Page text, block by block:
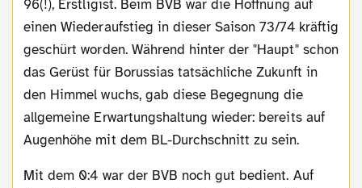
96(!), Erstligist. Beim BVB war die Hoffnung auf
einen Wiederaufstieg in dieser Saison 73/74 kräftig
geschürt worden. Während hinter der "Haupt" schon
das Gerüst für Borussias tatsächliche Zukunft in
den Himmel wuchs, gab diese Begegnung die
allgemeine Erwartungshaltung wieder: bereits auf
Augenhöhe mit dem BL-Durchschnitt zu sein.
Mit dem 0:4 war der BVB noch gut bedient. Auf